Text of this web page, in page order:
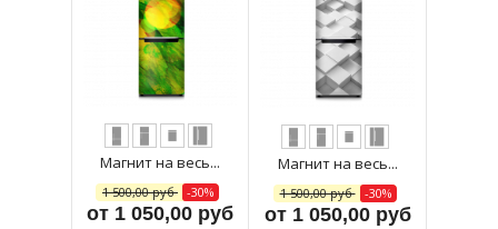
Магнит на весь...
1 500,00 руб -30%
от 1 050,00 руб
Магнит на весь...
1 500,00 руб -30%
от 1 050,00 руб